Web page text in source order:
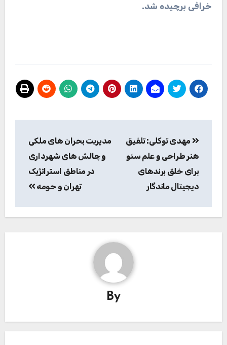
خرافی برچیده شد.
نوشته
مهدی توکلی: تلفیق
هنر طراحی و علم سئو
برای خلق برندهای
دیجیتال ماندگار
مدیریت بحران های ملکی
و چالش های شهرداری
در مناطق استراتژیک
تهران و حومه
By